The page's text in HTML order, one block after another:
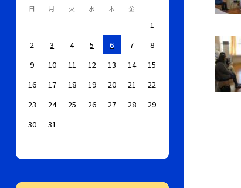
日 月 火 水 木 金 土
1
2
3 4 5 6 7
8
9
10 11 12 13 14
15
16
17 18 19 20 21
22
23
24 25 26 27 28
29
30
31